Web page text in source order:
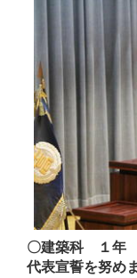
〇建築科 １年
代表宣誓を努め